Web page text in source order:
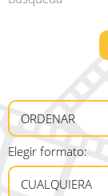
Elegir formato: